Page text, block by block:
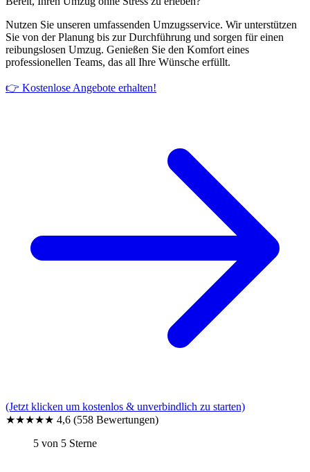
Nutzen Sie unseren umfassenden Umzugsservice. Wir unterstützen
Sie von der Planung bis zur Durchführung und sorgen für einen
reibungslosen Umzug. Genießen Sie den Komfort eines
professionellen Teams, das all Ihre Wünsche erfüllt.
👉 Kostenlose Angebote erhalten!
(Jetzt klicken um kostenlos & unverbindlich zu starten)
★★★★★ 4,6 (558 Bewertungen)
5 von 5 Sterne